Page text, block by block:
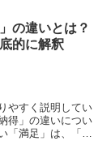
の違いとは？
的に解釈
やすく説明してい
得」の違いについ
「満足」は、「思